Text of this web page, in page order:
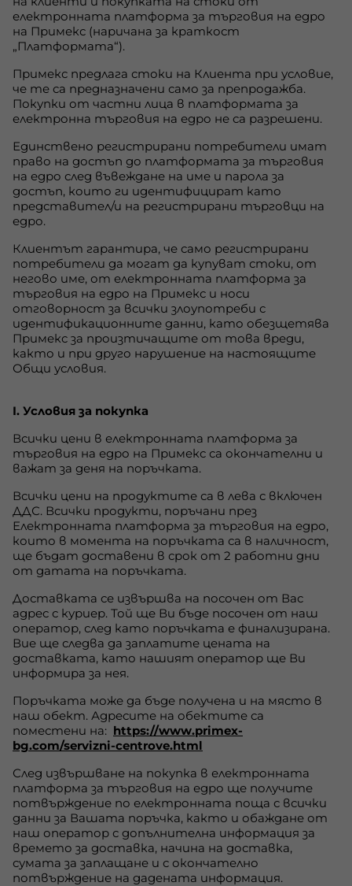
електронната платформа за търговия на едро
на Примекс (наричана за краткост
„Платформата“).
Примекс предлага стоки на Клиента при условие,
че те са предназначени само за препродажба.
Покупки от частни лица в платформата за
електронна търговия на едро не са разрешени.
Единствено регистрирани потребители имат
право на достъп до платформата за търговия
на едро след въвеждане на име и парола за
достъп, които ги идентифицират като
представител/и на регистрирани търговци на
едро.
Клиентът гарантира, че само регистрирани
потребители да могат да купуват стоки, от
негово име, от електронната платформа за
търговия на едро на Примекс и носи
отговорност за всички злоупотреби с
идентификационните данни, като обезщетява
Примекс за произтичащите от това вреди,
както и при друго нарушение на настоящите
Общи условия.
I. Условия за покупка
Всички цени в електронната платформа за
търговия на едро на Примекс са окончателни и
важат за деня на поръчката.
Всички цени на продуктите са в лева с включен
ДДС. Всички продукти, поръчани през
Електронната платформа за търговия на едро,
които в момента на поръчката са в наличност,
ще бъдат доставени в срок от 2 работни дни
от датата на поръчката.
Доставката се извършва на посочен от Вас
адрес с куриер. Той ще Ви бъде посочен от наш
оператор, след като поръчката е финализирана.
Вие ще следва да заплатите цената на
доставката, като нашият оператор ще Ви
информира за нея.
Поръчката може да бъде получена и на място в
наш обект. Адресите на обектите са
поместени на: https://www.primex-
bg.com/servizni-centrove.html
След извършване на покупка в електронната
платформа за търговия на едро ще получите
потвърждение по електронната поща с всички
данни за Вашата поръчка, както и обаждане от
наш оператор с допълнителна информация за
времето за доставка, начина на доставка,
сумата за заплащане и с окончателно
потвърждение на дадената информация.